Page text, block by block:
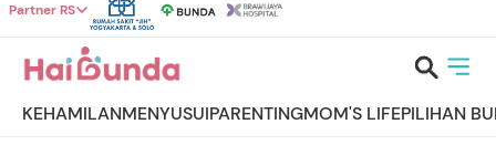
Partner RS
KEHAMILANMENYUSUIPARENTINGMOM'S LIFEPILIHAN